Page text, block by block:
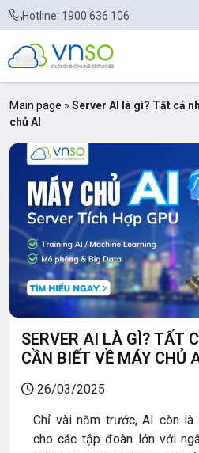
Hotline: 1900 636 106
Main page » Server AI là gì? Tất cả
chủ AI
SERVER AI LÀ GÌ? TẤT
CẦN BIẾT VỀ MÁY CHỦ
26/03/2025
Chỉ vài năm trước, AI còn là
cho các tập đoàn lớn với